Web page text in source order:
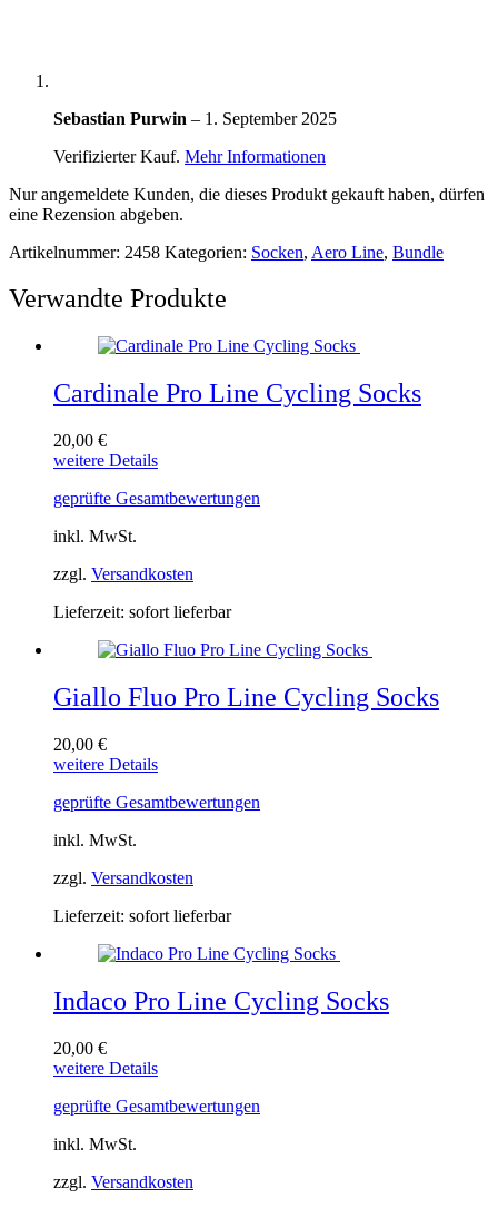
Sebastian Purwin – 1. September 2025
Verifizierter Kauf. Mehr Informationen
Nur angemeldete Kunden, die dieses Produkt gekauft haben, dürfen
eine Rezension abgeben.
Artikelnummer: 2458 Kategorien: Socken, Aero Line, Bundle
Verwandte Produkte
Cardinale Pro Line Cycling Socks
20,00 €
weitere DetailsDieses
weist
Die
können
auf
der
gewählt
geprüfte Gesamtbewertungen
inkl. MwSt.
zzgl. Versandkosten
Lieferzeit: sofort lieferbar
Giallo Fluo Pro Line Cycling Socks
20,00 €
weitere DetailsDieses
weist
Die
können
auf
der
gewählt
geprüfte Gesamtbewertungen
inkl. MwSt.
zzgl. Versandkosten
Lieferzeit: sofort lieferbar
Indaco Pro Line Cycling Socks
20,00 €
weitere DetailsDieses
weist
Die
geprüfte Gesamtbewertungen
inkl. MwSt.
zzgl. Versandkosten